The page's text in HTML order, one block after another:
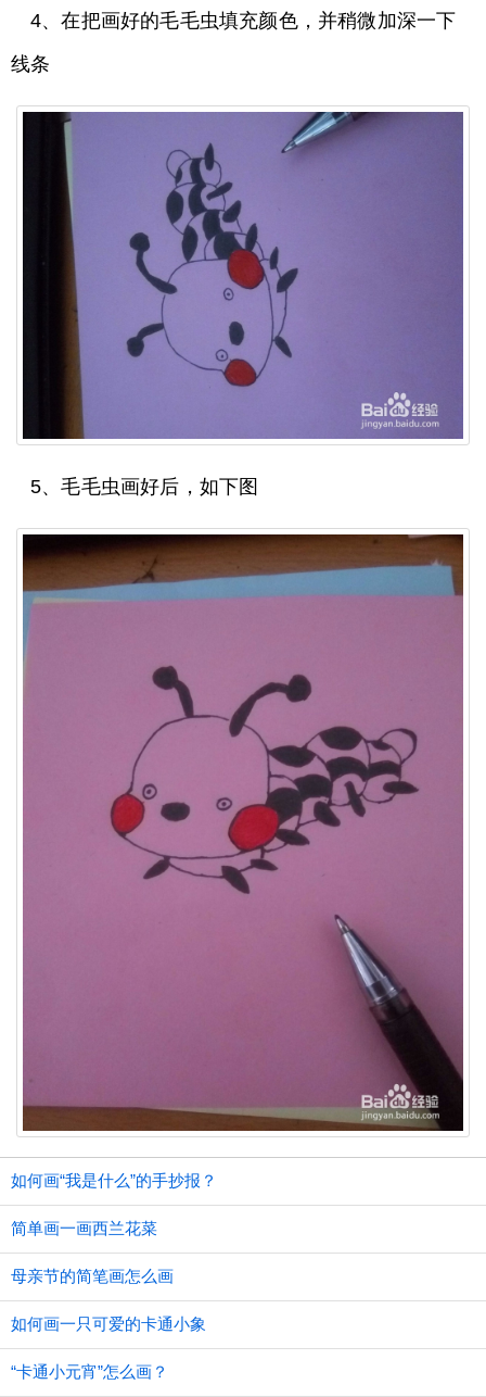
4、在把画好的毛毛虫填充颜色，并稍微加深一下
线条
5、毛毛虫画好后，如下图
如何画“我是什么”的手抄报？
简单画一画西兰花菜
母亲节的简笔画怎么画
如何画一只可爱的卡通小象
“卡通小元宵”怎么画？